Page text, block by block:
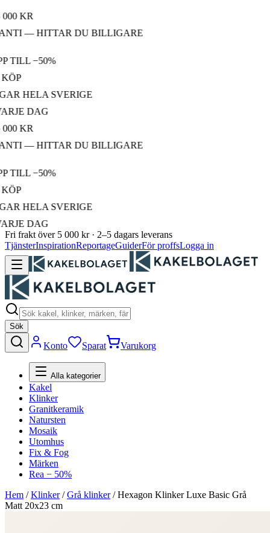
KR
— HITTAR DU BILLIGARE
TILL −50%
HELA SVERIGE
DAG
KR
— HITTAR DU BILLIGARE
TILL −50%
HELA SVERIGE
DAG
Fri frakt över 5 000 kr · 2–5 dagars leverans
TjänsterInspirationReportageGuiderFör proffsLogga in
Sök
Konto Sparat Varukorg
Alla kategorier
Kakel
Klinker
Granitkeramik
Natursten
Mosaik
Utomhus
Fix & Fog
Märken
Rea − 50%
Hem /Klinker/Grå klinker/Hexagon Klinker Luxe Basic Grå
Matt 20x23 cm